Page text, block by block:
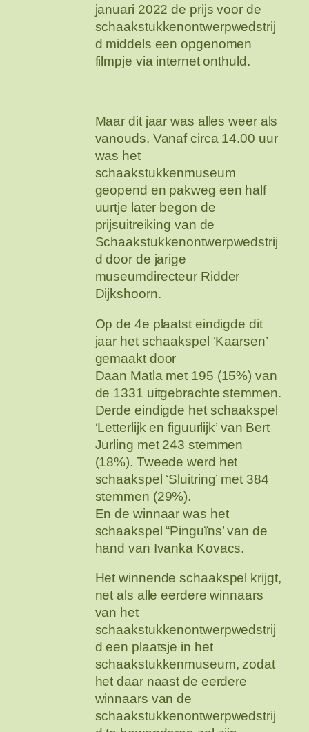
januari 2022 de prijs voor de
schaakstukkenontwerpwedstrij
d middels een opgenomen
filmpje via internet onthuld.
Maar dit jaar was alles weer als
vanouds. Vanaf circa 14.00 uur
was het
schaakstukkenmuseum
geopend en pakweg een half
uurtje later begon de
prijsuitreiking van de
Schaakstukkenontwerpwedstrij
d door de jarige
museumdirecteur Ridder
Dijkshoorn.
Op de 4e plaatst eindigde dit
jaar het schaakspel ‘Kaarsen’
gemaakt door
Daan Matla met 195 (15%) van
de 1331 uitgebrachte stemmen.
Derde eindigde het schaakspel
‘Letterlijk en figuurlijk’ van Bert
Jurling met 243 stemmen
(18%). Tweede werd het
schaakspel ‘Sluitring’ met 384
stemmen (29%).
En de winnaar was het
schaakspel “Pinguïns’ van de
hand van Ivanka Kovacs.
Het winnende schaakspel krijgt,
net als alle eerdere winnaars
van het
schaakstukkenontwerpwedstrij
d een plaatsje in het
schaakstukkenmuseum, zodat
het daar naast de eerdere
winnaars van de
schaakstukkenontwerpwedstrij